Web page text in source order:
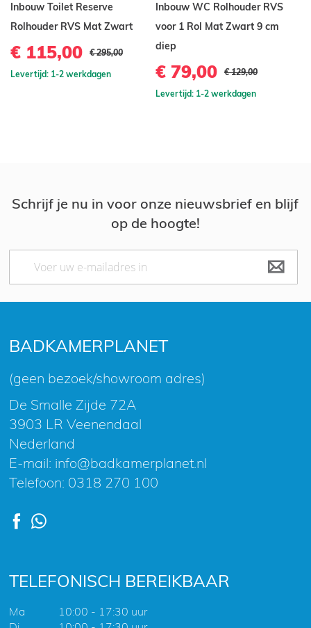
Inbouw Toilet Reserve
Rolhouder RVS Mat Zwart
€ 115,00 € 295,00
Levertijd: 1-2 werkdagen
Inbouw WC Rolhouder RVS
voor 1 Rol Mat Zwart 9 cm
diep
€ 79,00 € 129,00
Levertijd: 1-2 werkdagen
BADKAMERPLANET
(geen bezoek/showroom adres)
De Smalle Zijde 72A
3903 LR Veenendaal
Nederland
E-mail: info@badkamerplanet.nl
Telefoon: 0318 270 100
TELEFONISCH BEREIKBAAR
Ma
10:00 - 17:30 uur
Schrijf je nu in voor onze nieuwsbrief en blijf
op de hoogte!
Abonneer
op
nieuwsbrief